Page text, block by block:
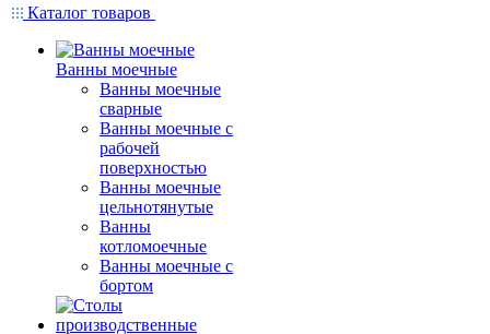
Каталог товаров
Ванны моечные
Ванны моечные
сварные
Ванны моечные с
рабочей
поверхностью
Ванны моечные
цельнотянутые
Ванны
котломоечные
Ванны моечные с
бортом